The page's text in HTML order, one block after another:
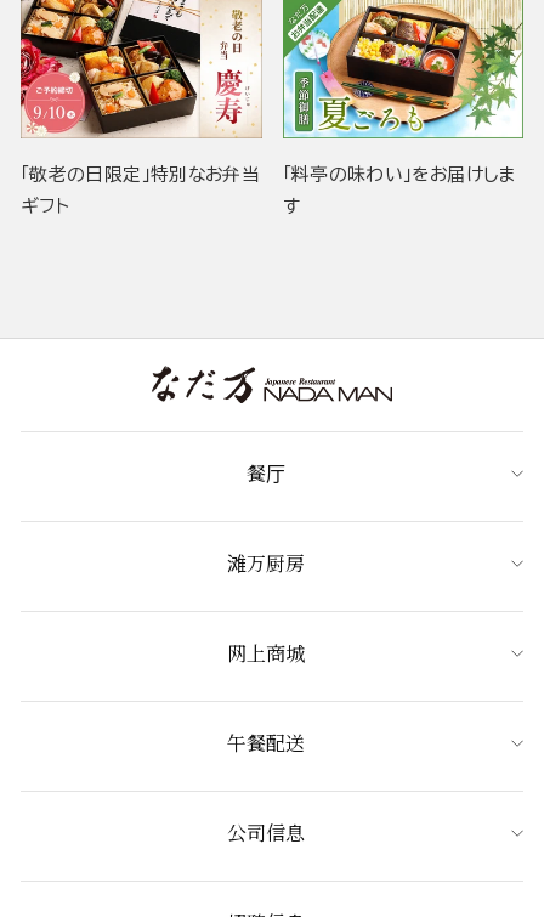
「敬老の日限定」特別なお弁当
ギフト
「料亭の味わい」をお届けしま
す
餐厅
滩万厨房
网上商城
午餐配送
公司信息